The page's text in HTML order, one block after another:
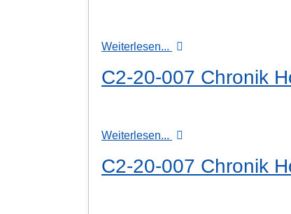
Weiterlesen...
C2-20-007 Chronik
Weiterlesen...
C2-20-007 Chronik